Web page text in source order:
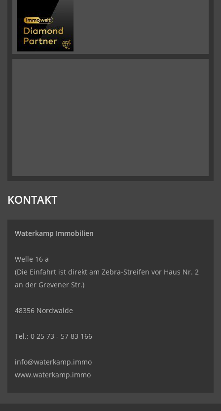
KONTAKT
Waterkamp Immobilien
Welle 16 a
(Die Einfahrt ist direkt am Zebra-Streifen vor Haus Nr. 2
an der Grevener Str.)
48356 Nordwalde
Tel.: 0 25 73 - 57 83 166
info@waterkamp.immo
www.waterkamp.immo